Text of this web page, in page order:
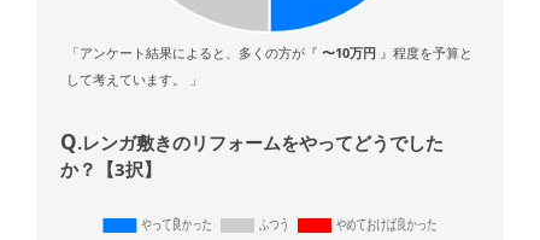
「アンケート結果によると、多くの方が『 〜10万円 』程度を予算と
して考えています。 」
Q.レンガ敷きのリフォームをやってどうでした
か？【3択】